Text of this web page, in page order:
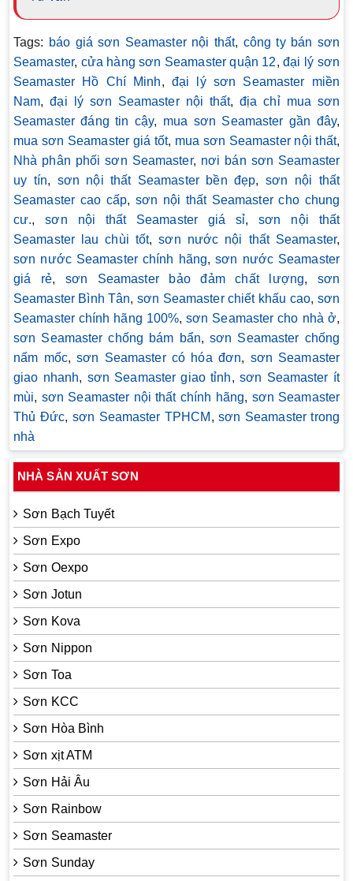
Tags: báo giá sơn Seamaster nội thất, công ty bán sơn
Seamaster, cửa hàng sơn Seamaster quận 12,đại lý sơn
Seamaster Hồ Chí Minh, đại lý sơn Seamaster miền
Nam,đại lý sơn Seamaster nội thất,địa chỉ mua sơn
Seamaster đáng tin cậy, mua sơn Seamaster gần đây,
mua sơn Seamaster giá tốt, mua sơn Seamaster nội thất,
Nhà phân phối sơn Seamaster, nơi bán sơn Seamaster
uy tín, sơn nội thất Seamaster bền đẹp,sơn nội thất
Seamaster cao cấp, sơn nội thất Seamaster cho chung
cư.,sơn nội thất Seamaster giá sỉ,sơn nội thất
Seamaster lau chùi tốt,sơn nước nội thất Seamaster,
sơn nước Seamaster chính hãng,sơn nước Seamaster
giá rẻ, sơn Seamaster bảo đảm chất lượng, sơn
Seamaster Bình Tân,sơn Seamaster chiết khấu cao, sơn
Seamaster chính hãng 100%,sơn Seamaster cho nhà ở,
sơn Seamaster chống bám bẩn,sơn Seamaster chống
nấm mốc,sơn Seamaster có hóa đơn, sơn Seamaster
giao nhanh, sơn Seamaster giao tỉnh, sơn Seamaster ít
mùi, sơn Seamaster nội thất chính hãng, sơn Seamaster
Thủ Đức, sơn Seamaster TPHCM ,sơn Seamaster trong
nhà
NHÀ SẢN XUẤT SƠN
Sơn Bạch Tuyết
Sơn Expo
Sơn Oexpo
Sơn Jotun
Sơn Kova
Sơn Nippon
Sơn Toa
Sơn KCC
Sơn Hòa Bình
Sơn xịt ATM
Sơn Hải Âu
Sơn Rainbow
Sơn Seamaster
Sơn Sunday